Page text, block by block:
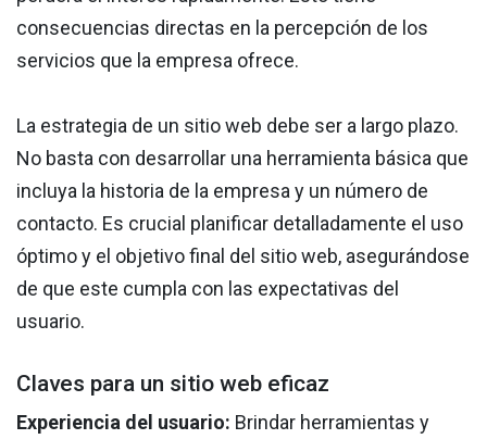
consecuencias directas en la percepción de los
servicios que la empresa ofrece.
La estrategia de un sitio web debe ser a largo plazo.
No basta con desarrollar una herramienta básica que
incluya la historia de la empresa y un número de
contacto. Es crucial planificar detalladamente el uso
óptimo y el objetivo final del sitio web, asegurándose
de que este cumpla con las expectativas del
usuario.
Claves para un sitio web eficaz
Experiencia del usuario: Brindar herramientas y